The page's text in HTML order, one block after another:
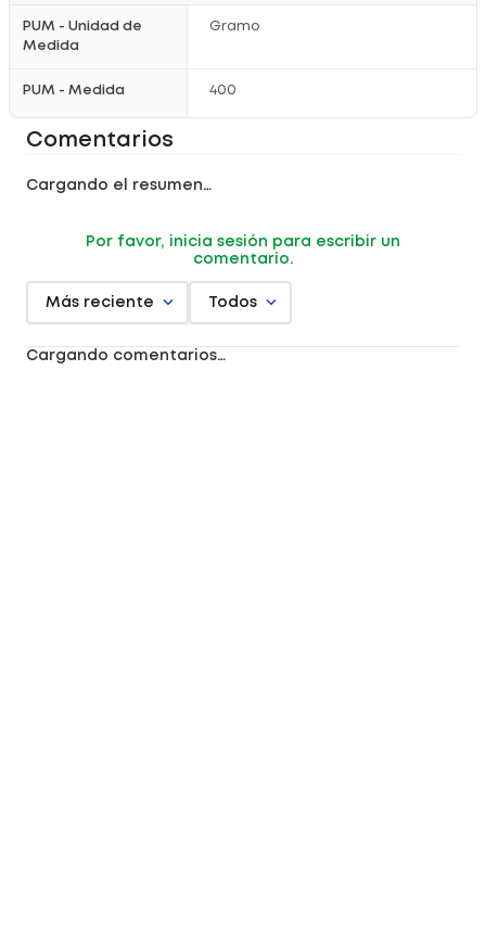
PUM - Unidad de
Medida
Gramo
PUM - Medida 400
Comentarios
Cargando el resumen…
Por favor, inicia sesión para escribir un
comentario.
Más reciente Todos
Cargando comentarios…